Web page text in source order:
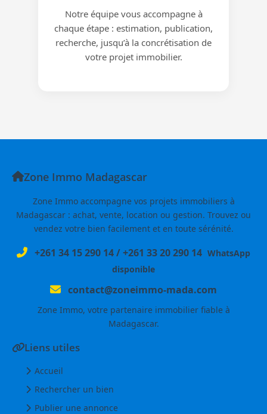
Notre équipe vous accompagne à
chaque étape : estimation, publication,
recherche, jusqu’à la concrétisation de
votre projet immobilier.
Zone Immo Madagascar
Zone Immo accompagne vos projets immobiliers à
Madagascar : achat, vente, location ou gestion. Trouvez ou
vendez votre bien facilement et en toute sérénité.
+261 34 15 290 14/+261 33 20 290 14 WhatsApp
disponible
contact@zoneimmo-mada.com
Zone Immo, votre partenaire immobilier fiable à
Madagascar.
Liens utiles
Accueil
Rechercher un bien
Publier une annonce